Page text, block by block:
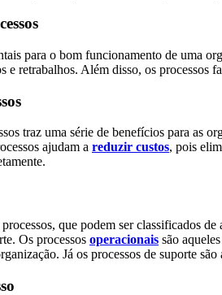
para o bom funcionamento de uma
e retrabalhos. Além disso, os processos
traz uma série de benefícios para as
ajudam a reduzir custos, pois
que podem ser classificados
Os processos operacionais são
Já os processos de suporte